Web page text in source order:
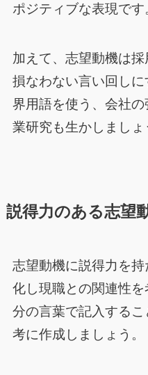
ポジティブな表現です
加えて、志望動機は
損なわない言い回し
界用語を使う、会社
業研究も生かしましょ
説得力のある志望
志望動機に説得力を
化し現職との関連性
分の言葉で記入する
考に作成しましょう。